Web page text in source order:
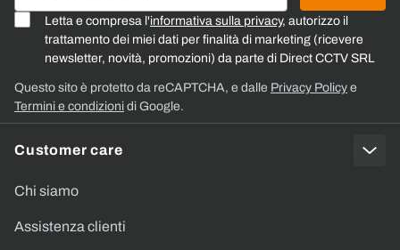
Customer care
Chi siamo
Assistenza clienti
Letta e compresa l'informativa sulla privacy, autorizzo il
trattamento dei miei dati per finalità di marketing (ricevere
newsletter, novità, promozioni) da parte di Direct CCTV SRL
Questo sito è protetto da reCAPTCHA, e dalle Privacy Policy e
Termini e condizioni di Google.